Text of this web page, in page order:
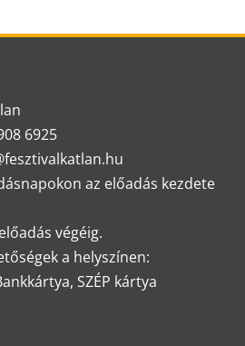
6925
az előadás kezdete
végéig.
a helyszínen:
SZÉP kártya